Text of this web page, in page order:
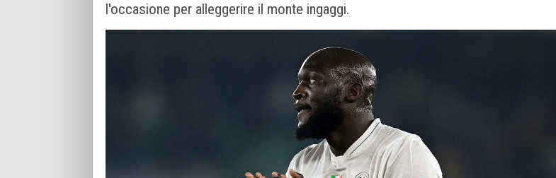
l'occasione per alleggerire il monte ingaggi.